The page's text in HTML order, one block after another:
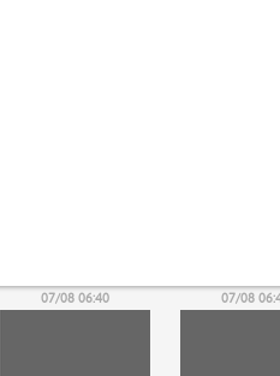
07/08 06:40 07/08